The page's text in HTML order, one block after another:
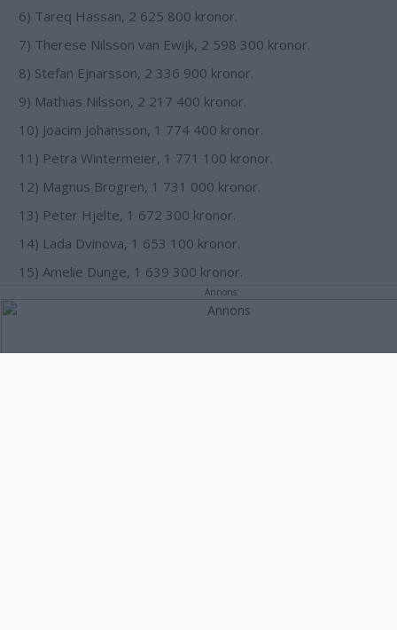
6) Tareq Hassan, 2 625 800 kronor.
7) Therese Nilsson van Ewijk, 2 598 300 kronor.
8) Stefan Ejnarsson, 2 336 900 kronor.
9) Mathias Nilsson, 2 217 400 kronor.
10) Joacim Johansson, 1 774 400 kronor.
11) Petra Wintermeier, 1 771 100 kronor.
12) Magnus Brogren, 1 731 000 kronor.
13) Peter Hjelte, 1 672 300 kronor.
14) Lada Dvinova, 1 653 100 kronor.
15) Amelie Dunge, 1 639 300 kronor.
16) Anna Saxholm, 1 639 200 kronor.
18) Johan Hoffstedt, 1 557 900 kronor.
Annons: